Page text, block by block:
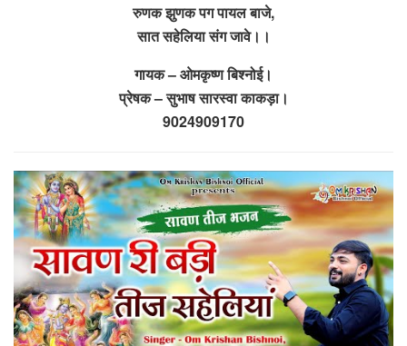
रुणक झुणक पग पायल बाजे,
सात सहेलिया संग जावे।।
गायक – ओमकृष्ण बिश्नोई।
प्रेषक – सुभाष सारस्वा काकड़ा।
9024909170